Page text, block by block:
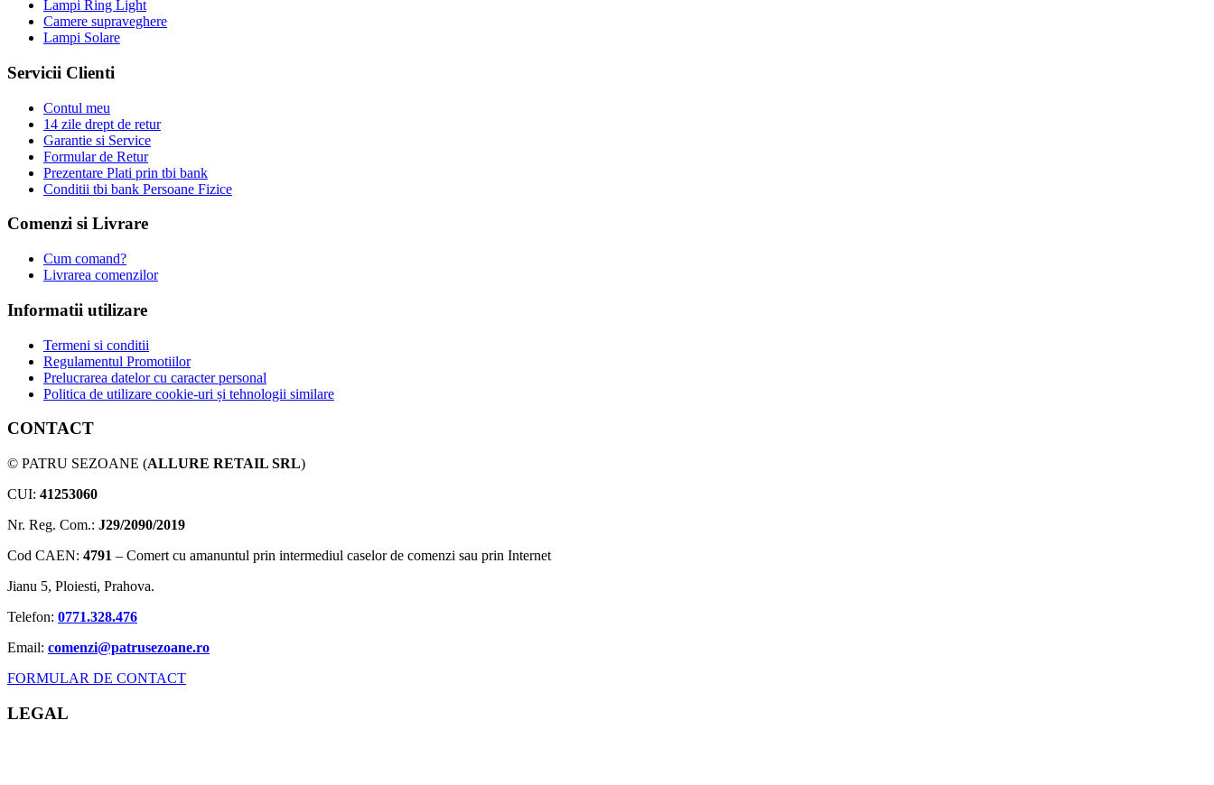
Lampi Ring Light
Camere supraveghere
Lampi Solare
Servicii Clienti
Contul meu
14 zile drept de retur
Garantie si Service
Formular de Retur
Prezentare Plati prin tbi bank
Conditii tbi bank Persoane Fizice
Comenzi si Livrare
Cum comand?
Livrarea comenzilor
Informatii utilizare
Termeni si conditii
Regulamentul Promotiilor
Prelucrarea datelor cu caracter personal
Politica de utilizare cookie-uri și tehnologii similare
CONTACT
© PATRU SEZOANE (ALLURE RETAIL SRL)
CUI: 41253060
Nr. Reg. Com.: J29/2090/2019
Cod CAEN: 4791 – Comert cu amanuntul prin intermediul caselor de comenzi sau prin Internet
Jianu 5, Ploiesti, Prahova.
Telefon: 0771.328.476
Email: comenzi@patrusezoane.ro
FORMULAR DE CONTACT
LEGAL